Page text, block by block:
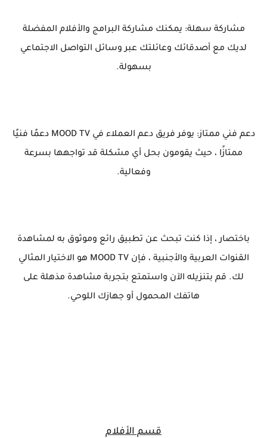
مشاركة سهلة: يمكنك مشاركة البرامج والأفلام المفضلة
لديك مع أصدقائك وعائلتك عبر وسائل التواصل الاجتماعي
بسهولة.
دعم فني ممتاز: يوفر فريق دعم العملاء في MOOD TV دعمًا فنيًا
ممتازًا ، حيث يقومون بحل أي مشكلة قد تواجهها بسرعة
وفعالية.
باختصار ، إذا كنت تبحث عن تطبيق رائع وموثوق به لمشاهدة
القنوات العربية والأجنبية ، فإن MOOD TV هو الاختيار المثالي
لك. قم بتنزيله الآن واستمتع بتجربة مشاهدة مذهلة على
هاتفك المحمول أو جهازك اللوحي.
قسم الأفلام